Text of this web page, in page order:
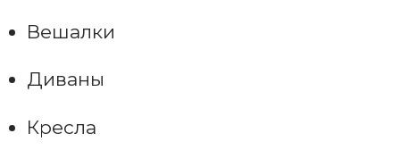
Вешалки
Диваны
Кресла